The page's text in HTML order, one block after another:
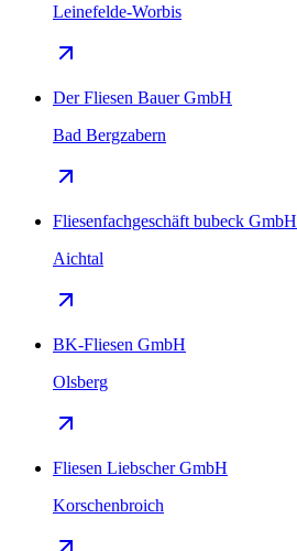
Leinefelde-Worbis
Der Fliesen Bauer GmbH
Bad Bergzabern
Fliesenfachgeschäft bubeck GmbH
Aichtal
BK-Fliesen GmbH
Olsberg
Fliesen Liebscher GmbH
Korschenbroich